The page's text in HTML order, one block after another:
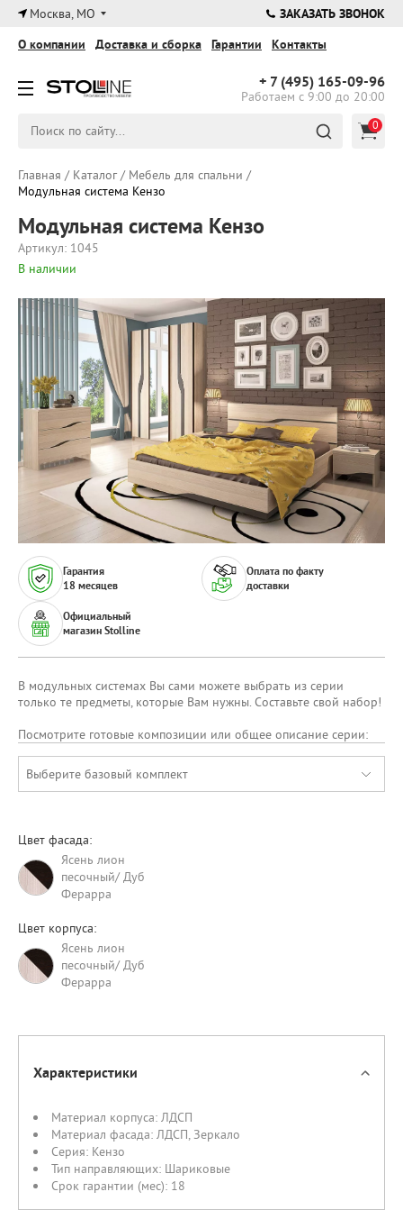
×
Москва, МО ЗАКАЗАТЬ ЗВОНОК
+ 7 (495) 165-09-96
Работаем с 9:00 до 20:00
О компании Доставка и сборка Гарантии Контакты
0
Главная / Каталог/ Мебель для спальни /
Модульная система Кензо
Модульная система Кензо
Артикул: 1045
В наличии
Гарантия
18 месяцев
Официальный
магазин Stolline
Оплата по факту
доставки
В модульных системах Вы сами можете выбрать из серии
только те предметы, которые Вам нужны. Составьте свой набор!
Посмотрите готовые композиции или общее описание серии:
Выберите базовый комплект
Цвет фасада:
Ясень лион
песочный/ Дуб
Ферарра
Цвет корпуса:
Ясень лион
песочный/ Дуб
Ферарра
Характеристики
Материал корпуса: ЛДСП
Материал фасада: ЛДСП,Зеркало
Серия: Кензо
Тип направляющих: Шариковые
Срок гарантии (мес): 18